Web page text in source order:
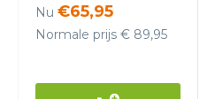
Nu €65,95
Normale prijs € 89,95